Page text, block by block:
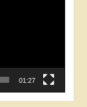
01:27